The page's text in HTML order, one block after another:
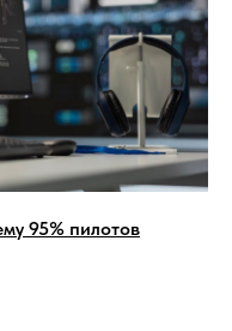
95% пилотов